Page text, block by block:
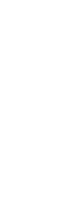
Skip to